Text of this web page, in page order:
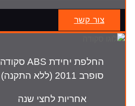
צור קשר
החלפת יחידת ABS סקודה
סופרב 2011 (ללא התקנה)
אחריות לחצי שנה